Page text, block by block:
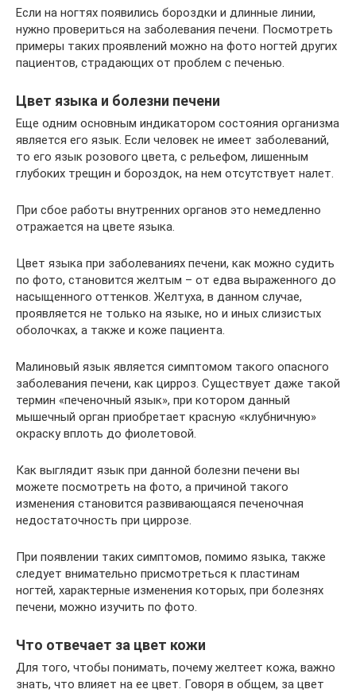
Если на ногтях появились бороздки и длинные линии,
нужно провериться на заболевания печени. Посмотреть
примеры таких проявлений можно на фото ногтей других
пациентов, страдающих от проблем с печенью.
Цвет языка и болезни печени
Еще одним основным индикатором состояния организма
является его язык. Если человек не имеет заболеваний,
то его язык розового цвета, с рельефом, лишенным
глубоких трещин и бороздок, на нем отсутствует налет.
При сбое работы внутренних органов это немедленно
отражается на цвете языка.
Цвет языка при заболеваниях печени, как можно судить
по фото, становится желтым – от едва выраженного до
насыщенного оттенков. Желтуха, в данном случае,
проявляется не только на языке, но и иных слизистых
оболочках, а также и коже пациента.
Малиновый язык является симптомом такого опасного
заболевания печени, как цирроз. Существует даже такой
термин «печеночный язык», при котором данный
мышечный орган приобретает красную «клубничную»
окраску вплоть до фиолетовой.
Как выглядит язык при данной болезни печени вы
можете посмотреть на фото, а причиной такого
изменения становится развивающаяся печеночная
недостаточность при циррозе.
При появлении таких симптомов, помимо языка, также
следует внимательно присмотреться к пластинам
ногтей, характерные изменения которых, при болезнях
печени, можно изучить по фото.
Что отвечает за цвет кожи
Для того, чтобы понимать, почему желтеет кожа, важно
знать, что влияет на ее цвет. Говоря в общем, за цвет